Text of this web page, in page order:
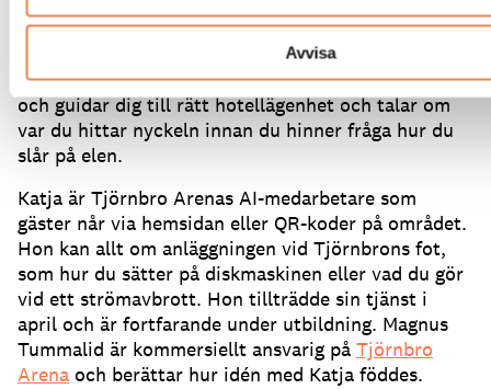
Avvisa
öppettiderna och möts av Katja på skärmen som
säger ”Välkommen – fråga mig vad som helst”.
att ha frågat om ”incheckning” är hon snart igång
och guidar dig till rätt hotellägenhet och talar om
var du hittar nyckeln innan du hinner fråga hur du
slår på elen.
Katja är Tjörnbro Arenas AI-medarbetare som
gäster når via hemsidan eller QR-koder på området.
Hon kan allt om anläggningen vid Tjörnbrons fot,
som hur du sätter på diskmaskinen eller vad du gör
vid ett strömavbrott. Hon tillträdde sin tjänst i
april och är fortfarande under utbildning. Magnus
Tummalid är kommersiellt ansvarig på Tjörnbro
Arena och berättar hur idén med Katja föddes.